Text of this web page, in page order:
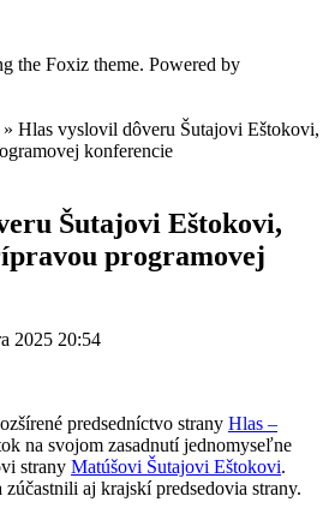
the Foxiz theme. Powered by
» Hlas vyslovil dôveru Šutajovi Eštokovi,
konferencie
Šutajovi Eštokovi,
programovej
2025 20:54
predsedníctvo strany Hlas –
na svojom zasadnutí jednomyseľne
strany Matúšovi Šutajovi Eštokovi.
zúčastnili aj krajskí predsedovia strany.